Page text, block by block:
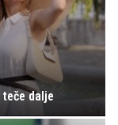
dalje